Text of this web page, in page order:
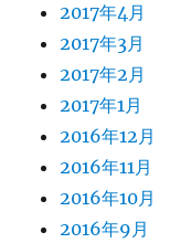
2017年4月
2017年3月
2017年2月
2017年1月
2016年12月
2016年11月
2016年10月
2016年9月